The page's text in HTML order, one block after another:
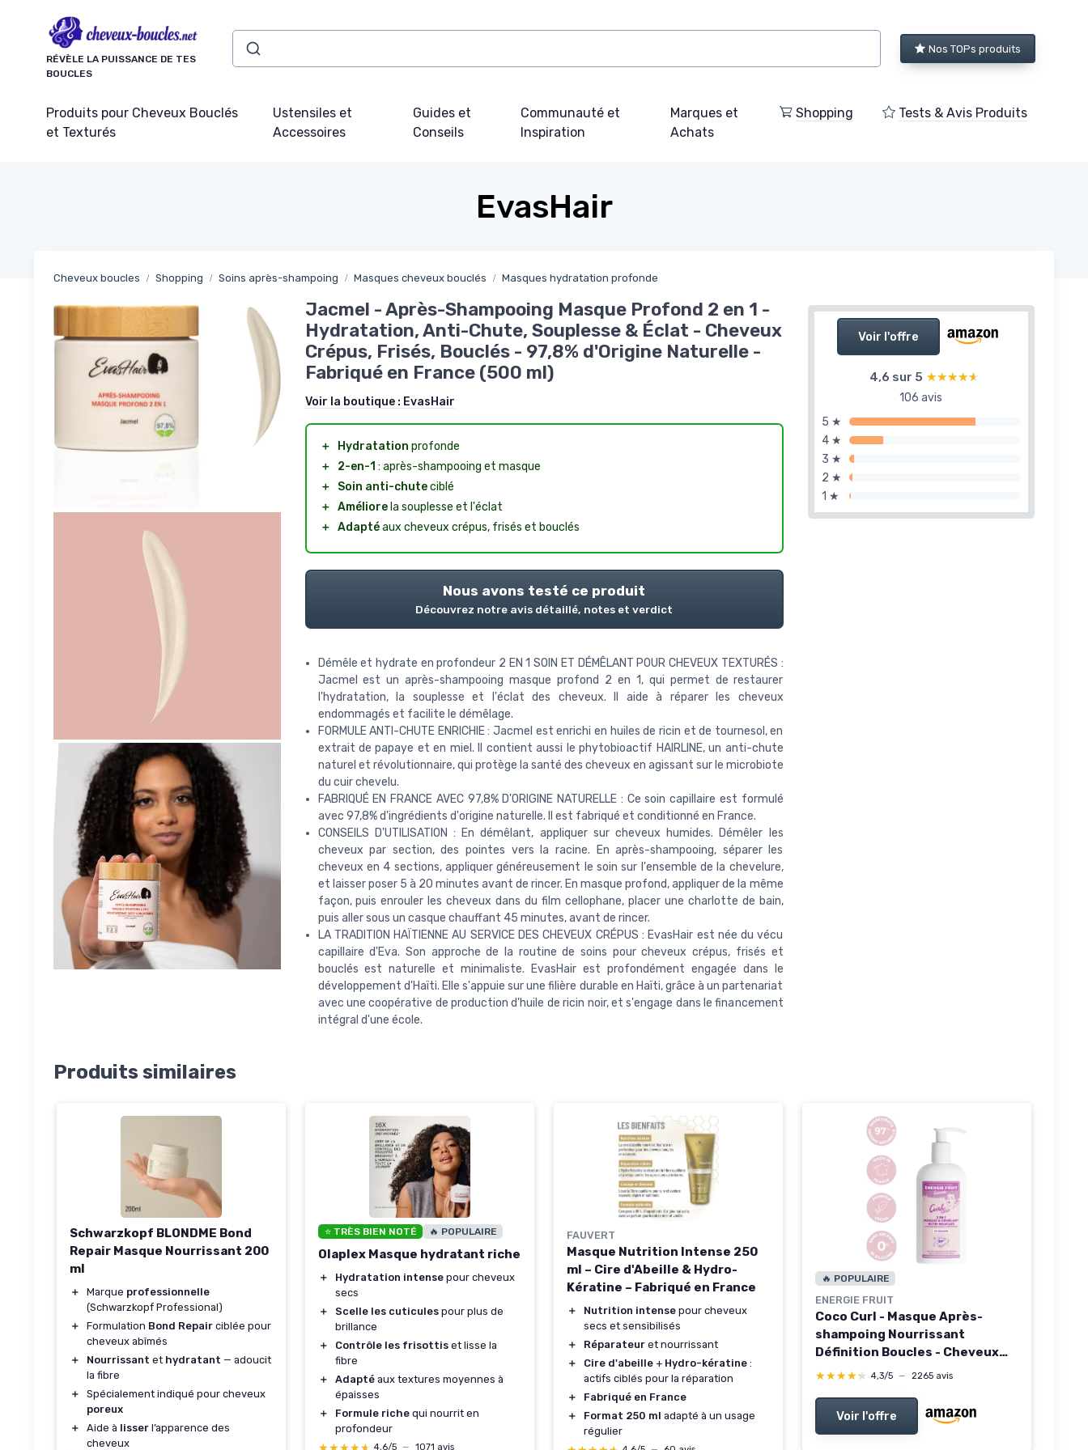
RÉVÈLE LA PUISSANCE DE TES
BOUCLES
Nos TOPs produits
Produits pour Cheveux Bouclés
et Texturés
Ustensiles et
Accessoires
Guides et
Conseils
Communauté et
Inspiration
Marques et
Achats
Shopping Tests & Avis Produits
EvasHair
Cheveux boucles Shopping Soins après-shampoing Masques cheveux bouclés Masques hydratation profonde
Voir l'offre
4,6 sur 5 ★★★★★
★★★★★
106 avis
5 ★
4 ★
3 ★
2 ★
1 ★
Jacmel - Après-Shampooing Masque Profond 2 en 1 -
Hydratation, Anti-Chute, Souplesse & Éclat - Cheveux
Crépus, Frisés, Bouclés - 97,8% d'Origine Naturelle -
Fabriqué en France (500 ml)
Voir la boutique : EvasHair
＋ Hydratation profonde
＋
2-en-1 : après-shampooing et masque
＋
Soin anti-chuteciblé
＋ Améliorela souplesse et l'éclat
＋ Adaptéaux cheveux crépus, frisés et bouclés
Nous avons testé ce produit
Découvrez notre avis détaillé, notes et verdict
Démêle et hydrate en profondeur 2 EN 1 SOIN ET DÉMÊLANT POUR CHEVEUX TEXTURÉS :
Jacmel est un après-shampooing masque profond 2 en 1, qui permet de restaurer
l'hydratation, la souplesse et l'éclat des cheveux. Il aide à réparer les cheveux
endommagés et facilite le démêlage.
FORMULE ANTI-CHUTE ENRICHIE : Jacmel est enrichi en huiles de ricin et de tournesol, en
extrait de papaye et en miel. Il contient aussi le phytobioactif HAIRLINE, un anti-chute
naturel et révolutionnaire, qui protège la santé des cheveux en agissant sur le microbiote
du cuir chevelu.
FABRIQUÉ EN FRANCE AVEC 97,8% D'ORIGINE NATURELLE : Ce soin capillaire est formulé
avec 97,8% d'ingrédients d'origine naturelle. Il est fabriqué et conditionné en France.
CONSEILS D'UTILISATION : En démêlant, appliquer sur cheveux humides. Démêler les
cheveux par section, des pointes vers la racine. En après-shampooing, séparer les
cheveux en 4 sections, appliquer généreusement le soin sur l'ensemble de la chevelure,
et laisser poser 5 à 20 minutes avant de rincer. En masque profond, appliquer de la même
façon, puis enrouler les cheveux dans du film cellophane, placer une charlotte de bain,
puis aller sous un casque chauffant 45 minutes, avant de rincer.
LA TRADITION HAÏTIENNE AU SERVICE DES CHEVEUX CRÉPUS : EvasHair est née du vécu
capillaire d'Eva. Son approche de la routine de soins pour cheveux crépus, frisés et
bouclés est naturelle et minimaliste. EvasHair est profondément engagée dans le
développement d'Haïti. Elle s'appuie sur une filière durable en Haïti, grâce à un partenariat
avec une coopérative de production d'huile de ricin noir, et s'engage dans le financement
intégral d'une école.
Produits similaires
Schwarzkopf BLONDME Bond
Repair Masque Nourrissant 200
ml
＋ Marque professionnelle
(Schwarzkopf Professional)
＋
Formulation Bond Repair ciblée pour
cheveux abîmés
＋
Nourrissant et hydratant — adoucit
la fibre
＋
Spécialement indiqué pour cheveux
poreux
＋
Aide à lisser l’apparence des
cheveux
⭐ TRÈS BIEN NOTÉ 🔥 POPULAIRE
Olaplex Masque hydratant riche
＋ Hydratation intense pour cheveux
secs
＋
Scelle les cuticules pour plus de
brillance
＋
Contrôle les frisottis et lisse la
fibre
＋
Adapté aux textures moyennes à
épaisses
＋
Formule riche qui nourrit en
profondeur
4,6/5 — 1071 avis
FAUVERT
Masque Nutrition Intense 250
ml – Cire d'Abeille & Hydro-
Kératine – Fabriqué en France
＋ Nutrition intense pour cheveux
secs et sensibilisés
＋
Réparateur et nourrissant
＋
Cire d'abeille + Hydro-kératine :
actifs ciblés pour la réparation
＋
Fabriqué en France
＋
Format 250 ml adapté à un usage
régulier
🔥 POPULAIRE
ENERGIE FRUIT
Coco Curl - Masque Après-
shampoing Nourrissant
Définition Boucles - Cheveux
ondulés à bouclés - Huile de
97% Origine Naturelle - 300ML
Masque nutrition coco 300 ml
★★★★★
★★★★★ 4,3/5 — 2265 avis
Voir l'offre